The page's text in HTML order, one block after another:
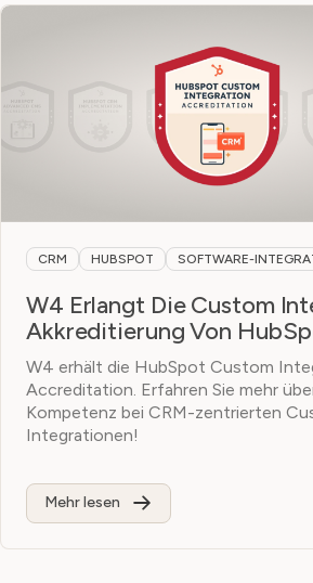
CRM HUBSPOT SOFTWARE-
W4 Erlangt Die Custom
Akkreditierung Von
W4 erhält die HubSpot Custom
Accreditation. Erfahren Sie mehr
Kompetenz bei CRM-zentrierten
Integrationen!
Mehr lesen